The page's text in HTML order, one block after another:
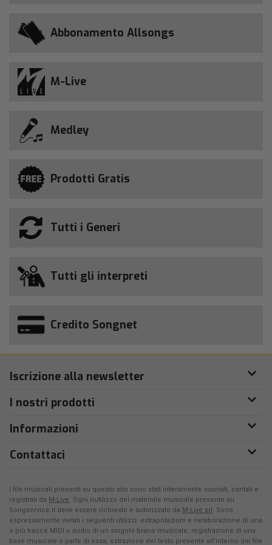
Abbonamento Allsongs
M-Live
Medley
Prodotti Gratis
Tutti i Generi
Tutti gli interpreti
Credito Songnet
Iscrizione alla newsletter
I nostri prodotti
Informazioni
Contattaci
I file musicali presenti su questo sito sono stati interamente suonati, cantati e
registrati da M-Live. Ogni riutilizzo del materiale musicale presente su
Songservice.it deve essere richiesto e autorizzato da M-Live srl. Sono
espressamente vietati i seguenti utilizzi: estrapolazioni e rielaborazione di una
o più tracce MIDI o audio di un singolo brano musicale, registrazione di una
base musicale o parte di essa, estrazione del testo presente all'interno dei file